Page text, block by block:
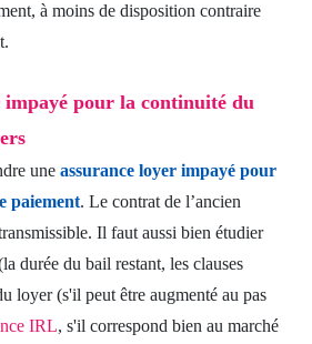
à moins de disposition contraire
impayé pour la continuité du
une assurance loyer impayé pour
paiement. Le contrat de l’ancien
Il faut aussi bien étudier
durée du bail restant, les clauses
loyer (s'il peut être augmenté au pas
IRL, s'il correspond bien au marché